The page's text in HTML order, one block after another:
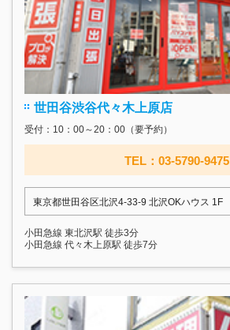
世田谷渋谷代々木上原店
受付：10：00～20：00（要予約）
TEL：03-5790-9475
東京都世田谷区北沢4-33-9 北沢OKハウス 1F
小田急線 東北沢駅 徒歩3分
小田急線 代々木上原駅 徒歩7分